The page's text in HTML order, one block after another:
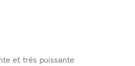
et trés puissante